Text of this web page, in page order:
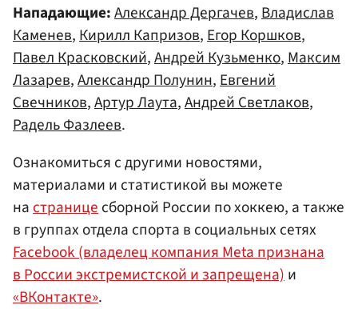
Нападающие:Александр Дергачев, Владислав
Каменев, Кирилл Капризов, Егор Коршков,
Павел Красковский,Андрей Кузьменко, Максим
Лазарев,Александр Полунин, Евгений
Свечников,Артур Лаута,Андрей Светлаков,
Радель Фазлеев.
Ознакомиться с другими новостями,
материалами и статистикой вы можете
настраницесборной России по хоккею, а также
в группах отдела спорта в социальных сетях
Facebook (владелец компания Meta признана
в России экстремистской и запрещена)и
«ВКонтакте».